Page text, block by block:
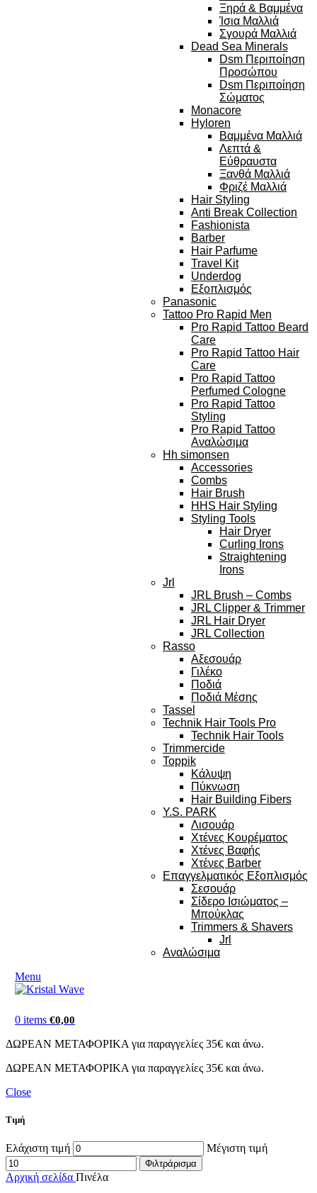
Ξηρά & Βαμμένα
Ίσια Μαλλιά
Σγουρά Μαλλιά
Dead Sea Minerals
Dsm Περιποίηση
Προσώπου
Dsm Περιποίηση
Σώματος
Monacore
Hyloren
Βαμμένα Μαλλιά
Λεπτά &
Εύθραυστα
Ξανθά Μαλλιά
Φριζέ Μαλλιά
Hair Styling
Anti Break Collection
Fashionista
Barber
Hair Parfume
Travel Kit
Underdog
Εξοπλισμός
Panasonic
Tattoo Pro Rapid Men
Pro Rapid Tattoo Beard
Care
Pro Rapid Tattoo Hair
Care
Pro Rapid Tattoo
Perfumed Cologne
Pro Rapid Tattoo
Styling
Pro Rapid Tattoo
Αναλώσιμα
Hh simonsen
Accessories
Combs
Hair Brush
HHS Hair Styling
Styling Tools
Hair Dryer
Curling Irons
Straightening
Irons
Jrl
JRL Brush – Combs
JRL Clipper & Trimmer
JRL Hair Dryer
JRL Collection
Rasso
Αξεσουάρ
Γιλέκο
Ποδιά
Ποδιά Μέσης
Tassel
Technik Hair Tools Pro
Technik Hair Tools
Trimmercide
Toppik
Κάλυψη
Πύκνωση
Hair Building Fibers
Y.S. PARK
Λισουάρ
Χτένες Κουρέματος
Χτένες Βαφής
Χτένες Barber
Επαγγελματικός Εξοπλισμός
Σεσουάρ
Σίδερο Ισιώματος –
Μπούκλας
Trimmers & Shavers
Jrl
Αναλώσιμα
Menu
0 items €0,00
ΔΩΡΕΑΝ ΜΕΤΑΦΟΡΙΚΑ για παραγγελίες 35€ και άνω.
ΔΩΡΕΑΝ ΜΕΤΑΦΟΡΙΚΑ για παραγγελίες 35€ και άνω.
Close
Τιμή
Ελάχιστη τιμή Μέγιστη τιμή
Φιλτράρισμα
Αρχική σελίδα Πινέλα